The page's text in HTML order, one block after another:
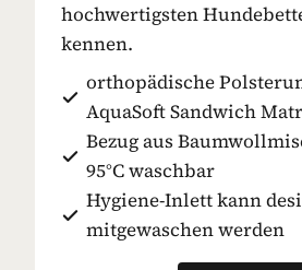
hochwertigsten
kennen.
orthopädische
AquaSoft Sandwich
Bezug aus
95°C waschbar
Hygiene-Inlett kann
mitgewaschen werden